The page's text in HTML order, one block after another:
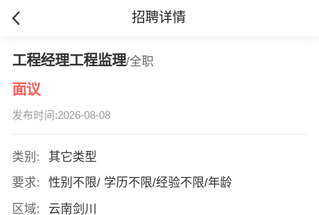
招聘详情
工程经理工程监理/全职
面议
发布时间:2026-08-08
类别:
其它类型
要求:
性别不限/ 学历不限/经验不限/年龄
区域:
云南剑川